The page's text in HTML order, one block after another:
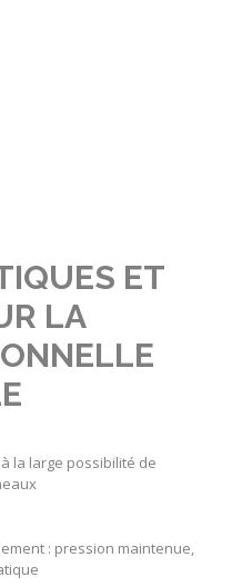
ET
LA
la large possibilité de
: pression maintenue,